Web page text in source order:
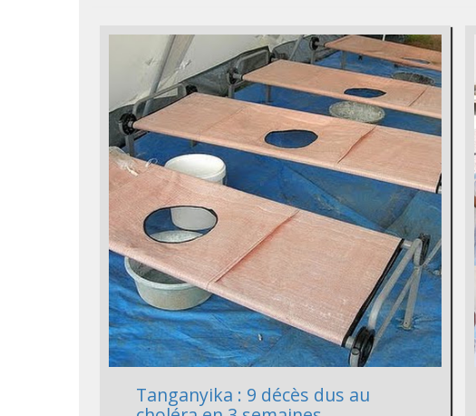
Tanganyika : 9 décès dus au